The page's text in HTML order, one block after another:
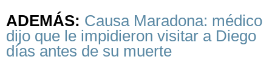
ADEMÁS: Causa Maradona: médico
dijo que le impidieron visitar a Diego
días antes de su muerte